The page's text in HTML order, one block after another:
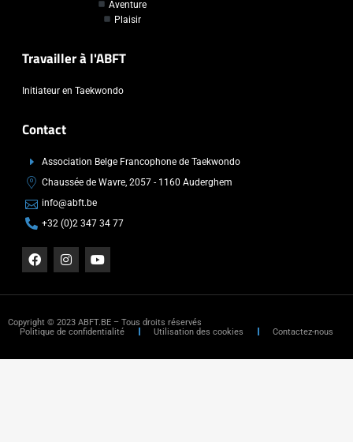
Aventure
Plaisir
Travailler à l'ABFT
Initiateur en Taekwondo
Contact
Association Belge Francophone de Taekwondo
Chaussée de Wavre, 2057 - 1160 Auderghem
info@abft.be
+32 (0)2 347 34 77
Copyright © 2023 ABFT.BE – Tous droits réservés
Politique de confidentialité
Utilisation des cookies Contactez-nous